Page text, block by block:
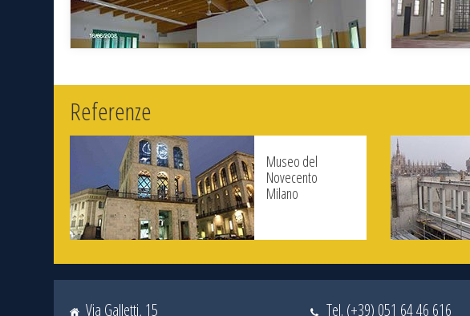
Referenze
Museo del
Novecento
Milano
Via Galletti, 15 Tel. (+39) 051 64 46 616